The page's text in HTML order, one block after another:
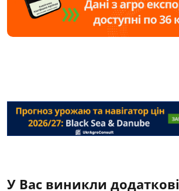
У Вас виникли додаткові